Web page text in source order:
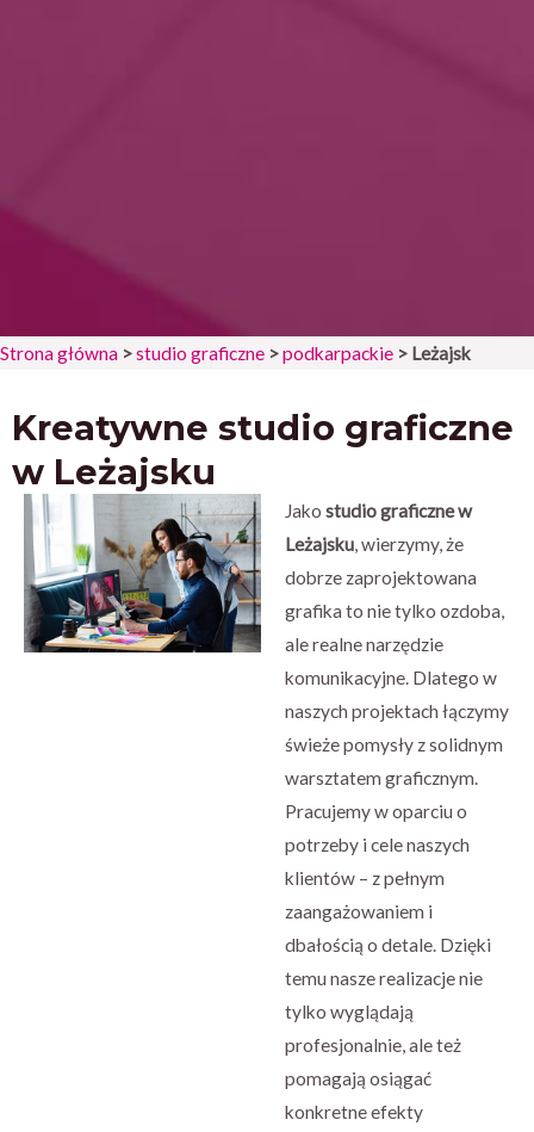
Strona główna >studio graficzne >podkarpackie > Leżajsk
Kreatywne studio graficzne
w Leżajsku
Jakostudio graficzne w
Leżajsku, wierzymy, że
dobrze zaprojektowana
grafika to nie tylko ozdoba,
ale realne narzędzie
komunikacyjne. Dlatego w
naszych projektach łączymy
świeże pomysły z solidnym
warsztatem graficznym.
Pracujemy w oparciu o
potrzeby i cele naszych
klientów – z pełnym
zaangażowaniem i
dbałością o detale. Dzięki
temu nasze realizacje nie
tylko wyglądają
profesjonalnie, ale też
pomagają osiągać
konkretne efekty